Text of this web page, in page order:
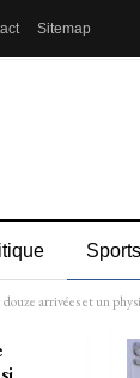
Sitemap
Sports
arrivées et un